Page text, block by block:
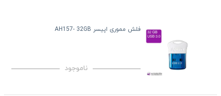
فلش مموری اپیسر AH157- 32GB
ناموجود